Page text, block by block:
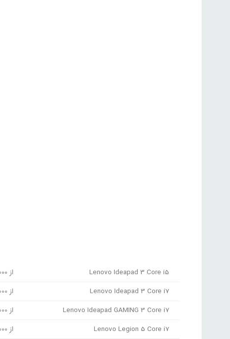
Lenovo Ideapad 3 Core i5
از 16,600,000 تا 41,479,000 تومان
Lenovo Ideapad 3 Core i7
از 19,148,000 تا 55,599,000 تومان
Lenovo Ideapad GAMING 3 Core i7
از 33,950,000 تا 110,000,000 تومان
Lenovo Legion 5 Core i7
از 39,138,000 تا 109,300,000 تومان